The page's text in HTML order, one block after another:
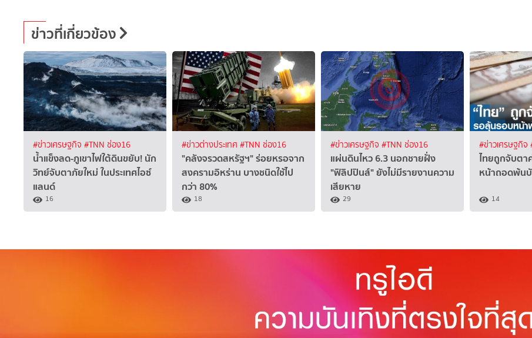
ข่าวที่เกี่ยวข้อง
#ข่าวเศรษฐกิจ #TNN ช่อง16
น้ำแข็งลด-ภูเขาไฟใต้ดินขยับ! นัก
วิทย์จับตาภัยใหม่ ในประเทศไอซ์
แลนด์
16
#ข่าวต่างประเทศ #TNN ช่อง16
"คลังจรวดสหรัฐฯ" ร่อยหรอจาก
สงครามอิหร่าน บางชนิดใช้ไป
กว่า 80%
18
#ข่าวเศรษฐกิจ #TNN ช่อง16
แผ่นดินไหว 6.3 นอกชายฝั่ง
"ฟิลิปปินส์" ยังไม่มีรายงานความ
เสียหาย
29
#ข่าวเศรษฐกิจ
ไทยถูกจับตา
หน้าถอดพ้น
14